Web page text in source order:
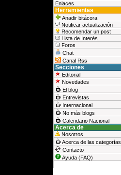
Enlaces
Herramientas
Anadir bitácora
Notificar actualización
Recomendar un post
Lista de Interés
Foros
Chat
Canal Rss
Secciones
Editorial
Novedades
El blog
Entrevistas
Internacional
No más blogs
Calendario Nacional
Acerca de
Nosotros
Acerca de las categorías
Contacto
Ayuda (FAQ)